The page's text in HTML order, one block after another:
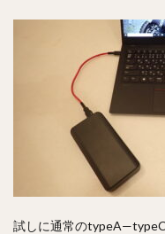
試しに通常のtypeA—typeC